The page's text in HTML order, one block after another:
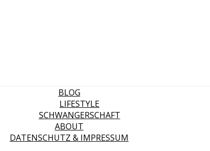
BLOG
LIFESTYLE
SCHWANGERSCHAFT
ABOUT
DATENSCHUTZ & IMPRESSUM